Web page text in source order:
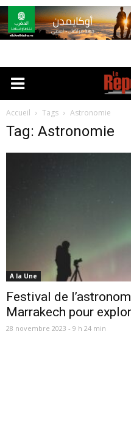
Accueil Tags Astronomie
Tag: Astronomie
A la Une
Festival de
Marrakech pour
28 novembre 2023 - 9 h 24 min